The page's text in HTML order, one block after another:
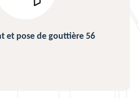
et pose de gouttière 56